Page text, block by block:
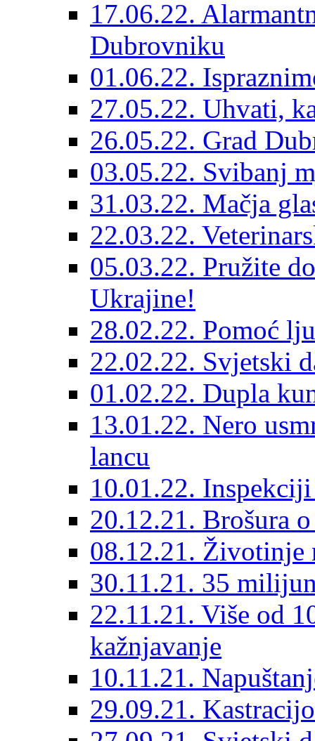
17.06.22.
Dubrovniku
01.06.22.
27.05.22. Uhvati,
26.05.22. Grad
03.05.22. Svibanj
31.03.22. Mačja
22.03.22.
05.03.22. Pružite
Ukrajine!
28.02.22. Pomoć
22.02.22. Svjetski
01.02.22. Dupla
13.01.22. Nero
lancu
10.01.22.
20.12.21. Brošura
08.12.21.
30.11.21. 35
22.11.21. Više od
kažnjavanje
10.11.21.
29.09.21.